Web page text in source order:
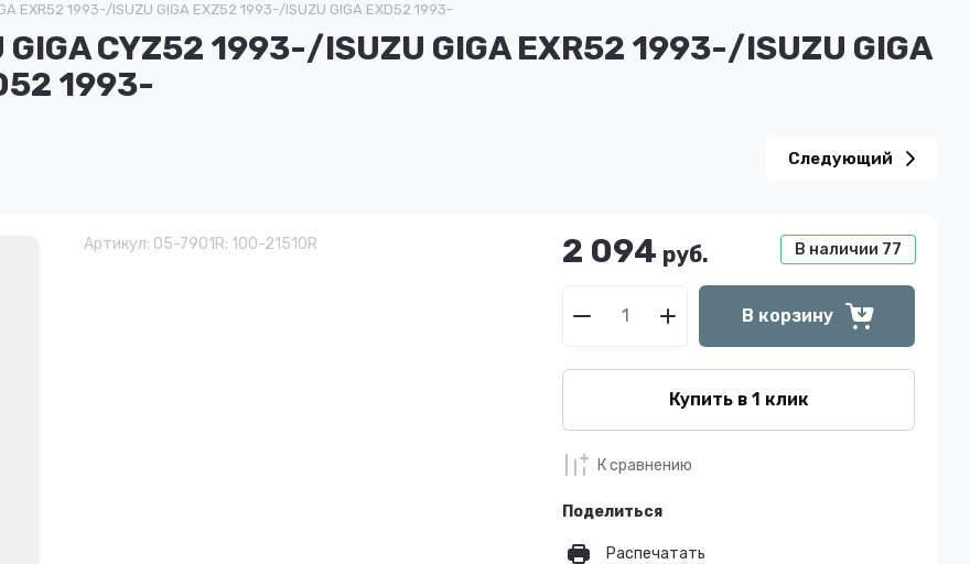
EXR52 1993-/ISUZU GIGA EXZ52 1993-/ISUZU GIGA EXD52 1993-
CYZ52 1993-/ISUZU GIGA EXR52 1993-/ISUZU GIGA
1993-
Следующий
Артикул: 05-7901R; 100-21510R В наличии 77
2 094 руб.
В корзину
Купить в 1 клик
К сравнению
Поделиться
Распечатать